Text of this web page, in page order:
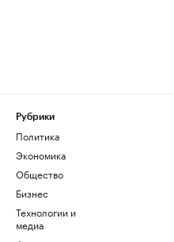
Рубрики
Политика
Экономика
Общество
Бизнес
Технологии и
медиа